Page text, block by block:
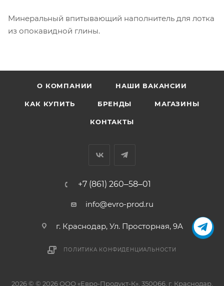
Минеральный впитывающий наполнитель для лотка
из опокавидной глины.
О КОМПАНИИ НАШИ ВАКАНСИИ
КАК КУПИТЬ БРЕНДЫ МАГАЗИНЫ
КОНТАКТЫ
+7 (861) 260‒58‒01
info@evro-prod.ru
г. Краснодар, ​Ул. Просторная, 9А
ПОЛИТИКА КОНФИДЕНЦИАЛЬНОСТИ
2026 © © 2026 ООО «Евро-Продукт-К», 350066, г. Краснодар,